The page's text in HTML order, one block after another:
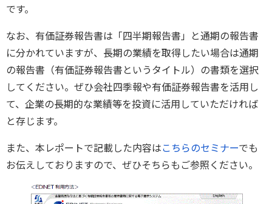
です。
なお、有価証券報告書は「四半期報告書」と通期の報告書
に分かれていますが、長期の業績を取得したい場合は通期
の報告書（有価証券報告書というタイトル）の書類を選択
してください。ぜひ会社四季報や有価証券報告書を活用し
て、企業の長期的な業績等を投資に活用していただければ
と存じます。
また、本レポートで記載した内容はこちらのセミナーでも
お伝えしておりますので、ぜひそちらもご参照ください。